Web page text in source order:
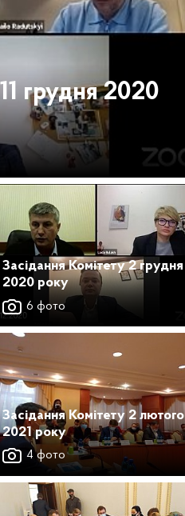
грудня 2020
Засідання Комітету 2 грудня
2020 року
6 фото
Засідання Комітету 2 лютого
2021 року
4 фото